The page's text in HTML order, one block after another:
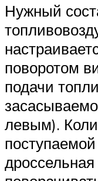
Нужный
поворотом
подачи
левым).